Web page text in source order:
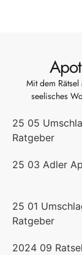
Mit dem
seelisches
25 05
Ratgeber
25 03 Adler
25 01
Ratgeber
2024 09